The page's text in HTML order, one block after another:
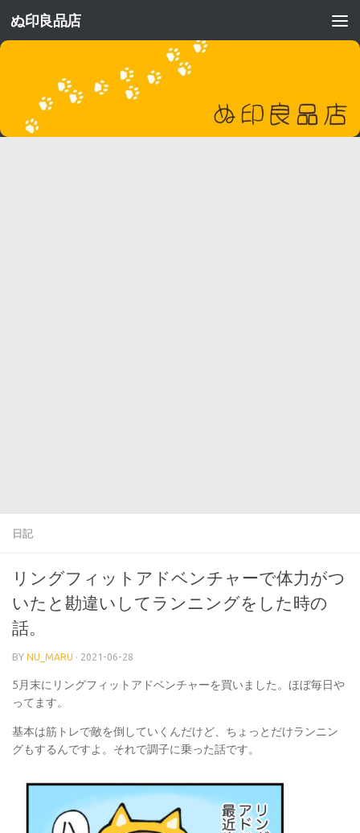
コンテンツへスキップ
ぬ印良品店
日記
リングフィットアドベンチャーで体力がつ
いたと勘違いしてランニングをした時の
話。
BY NU_MARU · 2021-06-28
5月末にリングフィットアドベンチャーを買いました。ほぼ毎日や
ってます。
基本は筋トレで敵を倒していくんだけど、ちょっとだけランニン
グもするんですよ。それで調子に乗った話です。